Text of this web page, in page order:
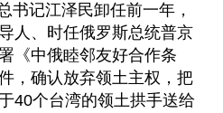
书记江泽民卸任前一年，
人、时任俄罗斯总统普京
《中俄睦邻友好合作条
，确认放弃领土主权，把
40个台湾的领土拱手送给